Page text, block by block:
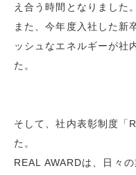
え合う時間となりました。
また、今年度入社した新
ッシュなエネルギーが社
た。
そして、社内表彰制度「
た。
REAL AWARDは、日々